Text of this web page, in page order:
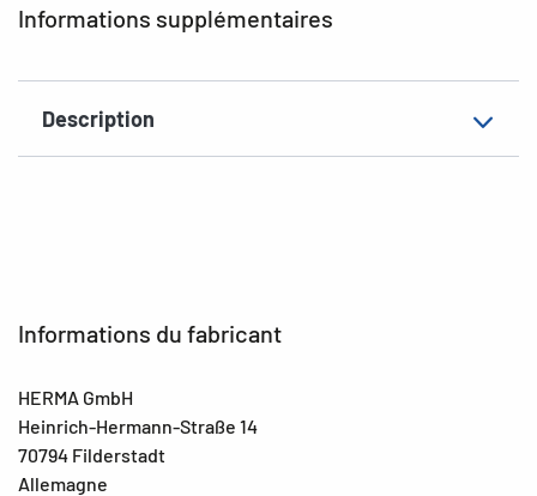
Informations supplémentaires
Description
supplémentaire
Informations du fabricant
HERMA GmbH
Heinrich-Hermann-Straße 14
70794 Filderstadt
Allemagne